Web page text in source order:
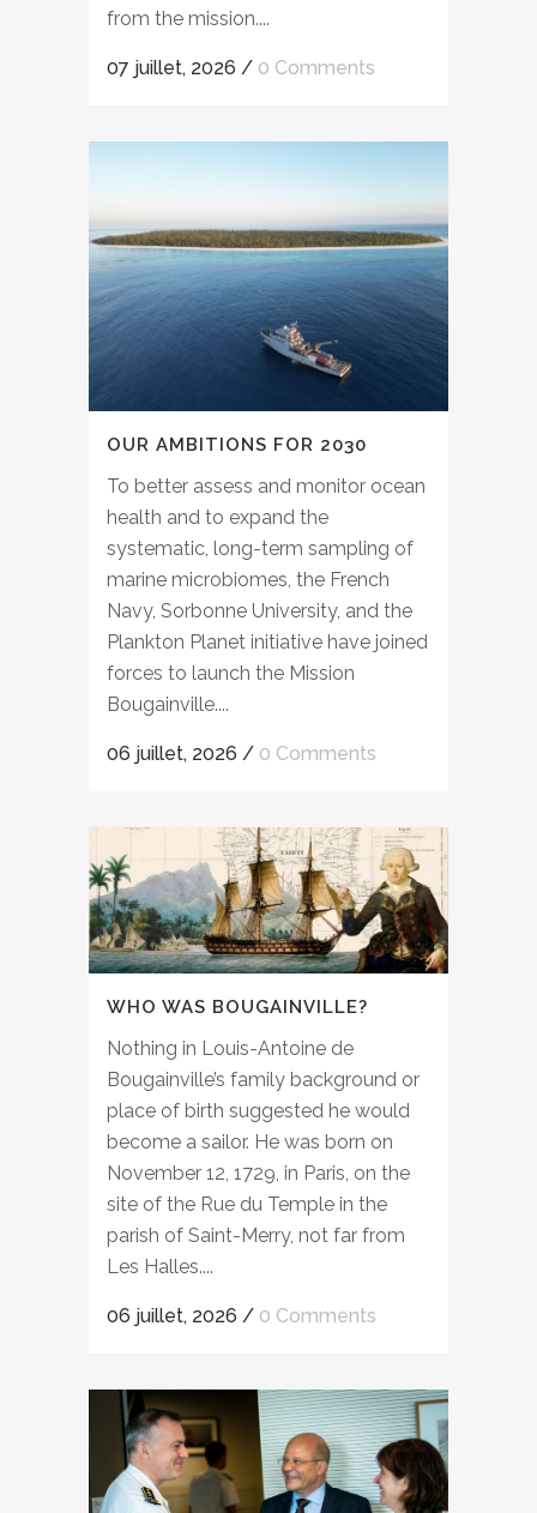
from the mission....
07 juillet, 2026 / 0 Comments
OUR AMBITIONS FOR 2030
To better assess and monitor ocean
health and to expand the
systematic, long-term sampling of
marine microbiomes, the French
Navy, Sorbonne University, and the
Plankton Planet initiative have joined
forces to launch the Mission
Bougainville....
06 juillet, 2026 / 0 Comments
WHO WAS BOUGAINVILLE?
Nothing in Louis-Antoine de
Bougainville’s family background or
place of birth suggested he would
become a sailor. He was born on
November 12, 1729, in Paris, on the
site of the Rue du Temple in the
parish of Saint-Merry, not far from
Les Halles....
06 juillet, 2026 / 0 Comments